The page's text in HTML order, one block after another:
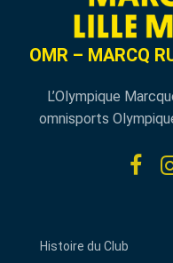
OMR – MARCQ
L’Olympique
omnisports
Histoire du Club